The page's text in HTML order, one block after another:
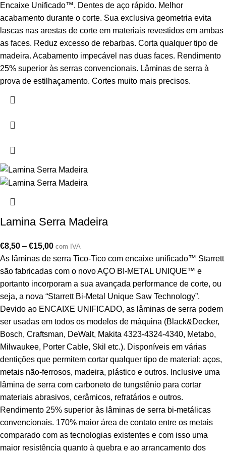
Encaixe Unificado™. Dentes de aço rápido. Melhor
acabamento durante o corte. Sua exclusiva geometria evita
lascas nas arestas de corte em materiais revestidos em ambas
as faces. Reduz excesso de rebarbas. Corta qualquer tipo de
madeira. Acabamento impecável nas duas faces. Rendimento
25% superior às serras convencionais. Lâminas de serra à
prova de estilhaçamento. Cortes muito mais precisos.
Lamina Serra Madeira
€8,50 – €15,00 com IVA
As lâminas de serra Tico-Tico com encaixe unificado™ Starrett
são fabricadas com o novo AÇO BI-METAL UNIQUE™ e
portanto incorporam a sua avançada performance de corte, ou
seja, a nova “Starrett Bi-Metal Unique Saw Technology”.
Devido ao ENCAIXE UNIFICADO, as lâminas de serra podem
ser usadas em todos os modelos de máquina (Black&Decker,
Bosch, Craftsman, DeWalt, Makita 4323-4324-4340, Metabo,
Milwaukee, Porter Cable, Skil etc.). Disponíveis em várias
dentições que permitem cortar qualquer tipo de material: aços,
metais não-ferrosos, madeira, plástico e outros. Inclusive uma
lâmina de serra com carboneto de tungstênio para cortar
materiais abrasivos, cerâmicos, refratários e outros.
Rendimento 25% superior às lâminas de serra bi-metálicas
convencionais. 170% maior área de contato entre os metais
comparado com as tecnologias existentes e com isso uma
maior resistência quanto à quebra e ao arrancamento dos